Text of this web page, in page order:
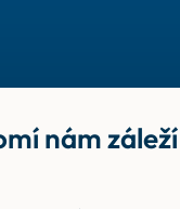
nám záleží